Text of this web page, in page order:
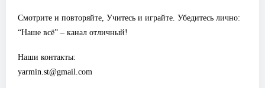
Смотрите и повторяйте, Учитесь и играйте. Убедитесь лично:
“Наше всё” – канал отличный!
Наши контакты:
yarmin.st@gmail.com